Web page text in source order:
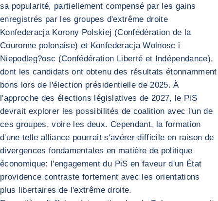
sa popularité, partiellement compensé par les gains
enregistrés par les groupes d'extrême droite
Konfederacja Korony Polskiej (Confédération de la
Couronne polonaise) et Konfederacja Wolnosc i
Niepodleg?osc (Confédération Liberté et Indépendance),
dont les candidats ont obtenu des résultats étonnamment
bons lors de l'élection présidentielle de 2025. À
l'approche des élections législatives de 2027, le PiS
devrait explorer les possibilités de coalition avec l'un de
ces groupes, voire les deux. Cependant, la formation
d'une telle alliance pourrait s'avérer difficile en raison de
divergences fondamentales en matière de politique
économique: l'engagement du PiS en faveur d'un État
providence contraste fortement avec les orientations
plus libertaires de l'extrême droite.